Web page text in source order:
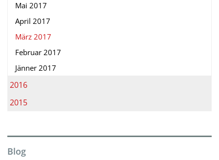
Mai 2017
April 2017
März 2017
Februar 2017
Jänner 2017
2016
2015
Blog